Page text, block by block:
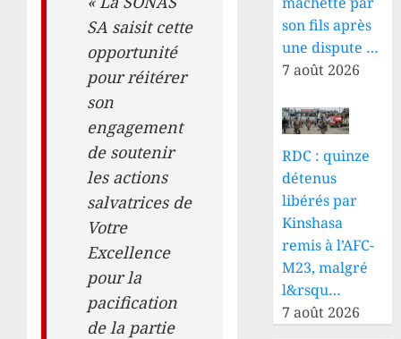
SA saisit cette
opportunité
pour réitérer
son
engagement
de soutenir
les actions
salvatrices de
Votre
Excellence
pour la
pacification
de la partie
son fils après
une dispute …
7 août 2026
RDC : quinze
détenus
libérés par
Kinshasa
remis à l’AFC-
M23, malgré
l&rsqu…
7 août 2026